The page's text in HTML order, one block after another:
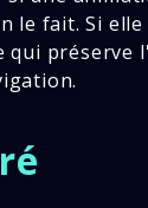
le fait. Si
qui préserve